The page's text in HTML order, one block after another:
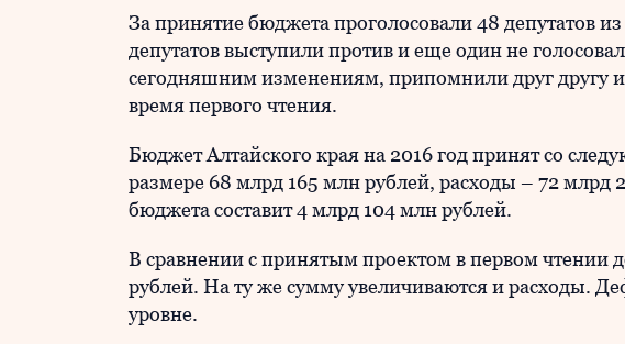
За принятие бюджета проголосовали 48 депутатов
депутатов выступили против и еще один не
сегодняшним изменениям, припомнили друг другу
время первого чтения.
Бюджет Алтайского края на 2016 год принят со
размере 68 млрд 165 млн рублей, расходы – 72 млрд
бюджета составит 4 млрд 104 млн рублей.
В сравнении с принятым проектом в первом чтении
рублей. На ту же сумму увеличиваются и расходы.
уровне.